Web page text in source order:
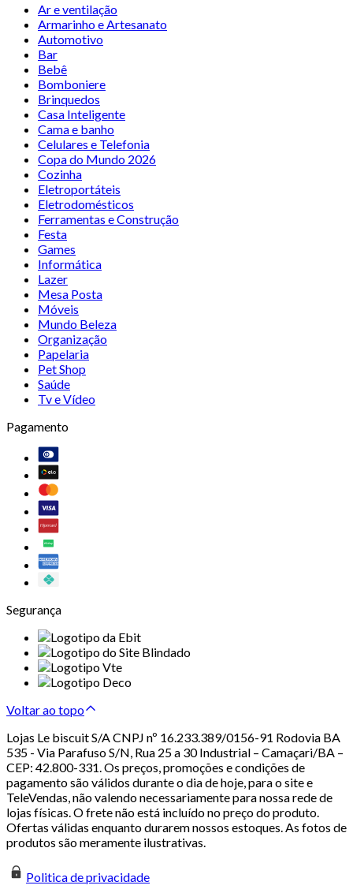
Ar e ventilação
Armarinho e Artesanato
Automotivo
Bar
Bebê
Bomboniere
Brinquedos
Casa Inteligente
Cama e banho
Celulares e Telefonia
Copa do Mundo 2026
Cozinha
Eletroportáteis
Eletrodomésticos
Ferramentas e Construção
Festa
Games
Informática
Lazer
Mesa Posta
Móveis
Mundo Beleza
Organização
Papelaria
Pet Shop
Saúde
Tv e Vídeo
Pagamento
Segurança
Voltar ao topo
Lojas Le biscuit S/A CNPJ nº 16.233.389/0156-91 Rodovia BA
535 - Via Parafuso S/N, Rua 25 a 30 Industrial – Camaçari/BA –
CEP: 42.800-331. Os preços, promoções e condições de
pagamento são válidos durante o dia de hoje, para o site e
TeleVendas, não valendo necessariamente para nossa rede de
lojas físicas. O frete não está incluído no preço do produto.
Ofertas válidas enquanto durarem nossos estoques. As fotos de
produtos são meramente ilustrativas.
Politica de privacidade